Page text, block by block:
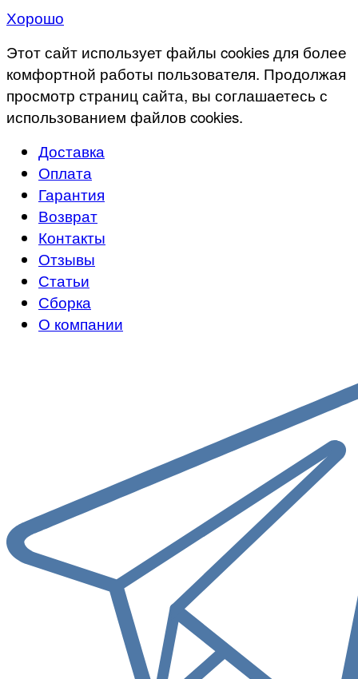
Хорошо
Этот сайт использует файлы cookies для более
комфортной работы пользователя. Продолжая
просмотр страниц сайта, вы соглашаетесь с
использованием файлов cookies.
Доставка
Оплата
Гарантия
Возврат
Контакты
Отзывы
Статьи
Сборка
О компании